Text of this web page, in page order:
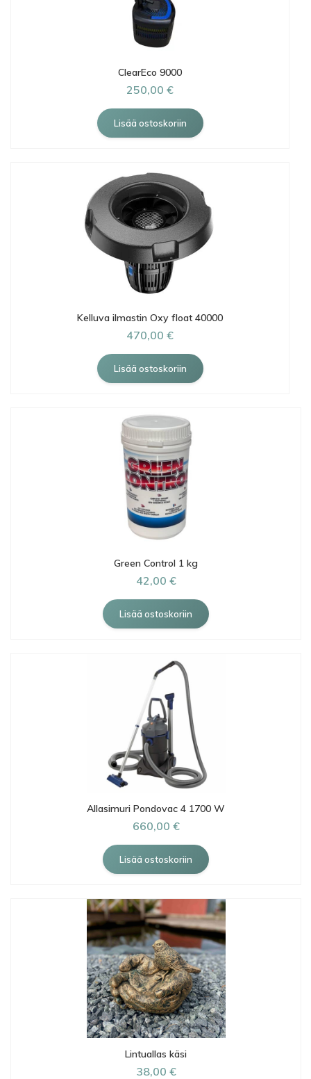
ClearEco 9000
250,00 €
Kelluva ilmastin Oxy float 40000
470,00 €
Green Control 1 kg
42,00 €
Allasimuri Pondovac 4 1700 W
660,00 €
Lintuallas käsi
38,00 €